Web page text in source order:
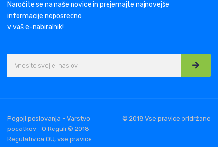
Naročite se na naše novice in prejemajte najnovejše
informacije neposredno
v vaš e-nabiralnik!
Pogoji poslovanja - Varstvo
podatkov - O Reguli © 2018
Regulativica OÜ, vse pravice
© 2018 Vse pravice pridržane